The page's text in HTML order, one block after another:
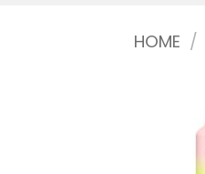
HOME /